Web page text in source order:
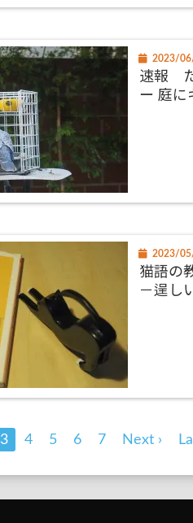
2023/
速報
ー 庭に
2023/
猫語の
－逞し
3 4 5 6 7 Next ›